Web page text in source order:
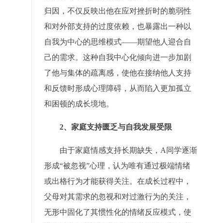
归因，不仅反映出他在应对挫折时的脆弱性
和对外部支持的过度依赖，也暴露出一种以
自我为中心的思维模式——期望他人迎合自
己的需求。这种自我中心化倾向进一步加剧
了他与集体的疏离感，使他在接纳他人支持
和反馈时形成心理障碍，从而陷入更加孤立
和困顿的成长境地。
2、 家庭支持匮乏与自我发展受限
由于家庭情感支持长期缺失，A同学逐渐
形成“被忽视”心理，认为唯有通过极端情绪
或出格行为才能获得关注。在成长过程中，
父母对其需求的忽视和对过激行为的关注，
无形中固化了其惯性化的情绪反应模式，使